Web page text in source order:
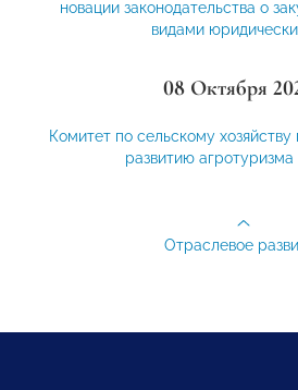
новации законодательства о
видами
08 Октября
Комитет по сельскому
развитию
Отраслевое